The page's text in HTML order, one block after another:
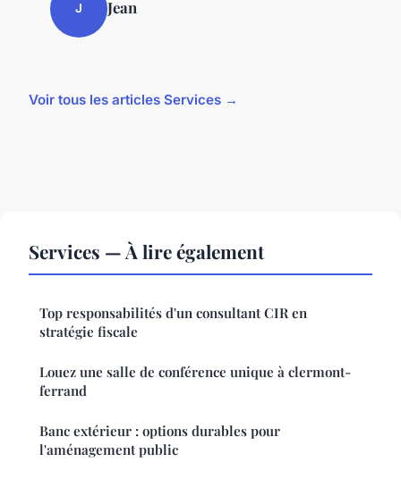
J Jean
Voir tous les articles Services →
Services — À lire également
Top responsabilités d'un consultant CIR en
stratégie fiscale
Louez une salle de conférence unique à clermont-
ferrand
Banc extérieur : options durables pour
l'aménagement public